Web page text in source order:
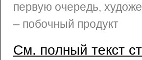
первую очередь,
– побочный продукт
См. полный текст